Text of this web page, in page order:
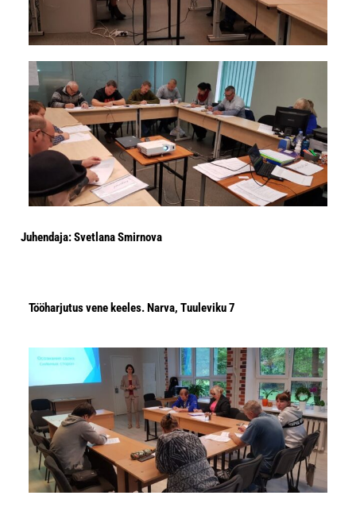
Juhendaja: Svetlana Smirnova
Tööharjutus vene keeles. Narva, Tuuleviku 7